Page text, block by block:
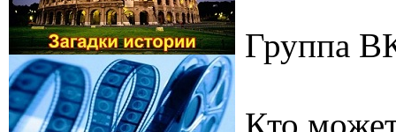
Группа